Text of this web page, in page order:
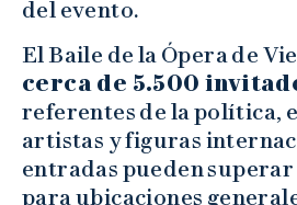
del evento.
El Baile de la Ópera de
cerca de 5.500
referentes de la política,
artistas y figuras
entradas pueden
para ubicaciones